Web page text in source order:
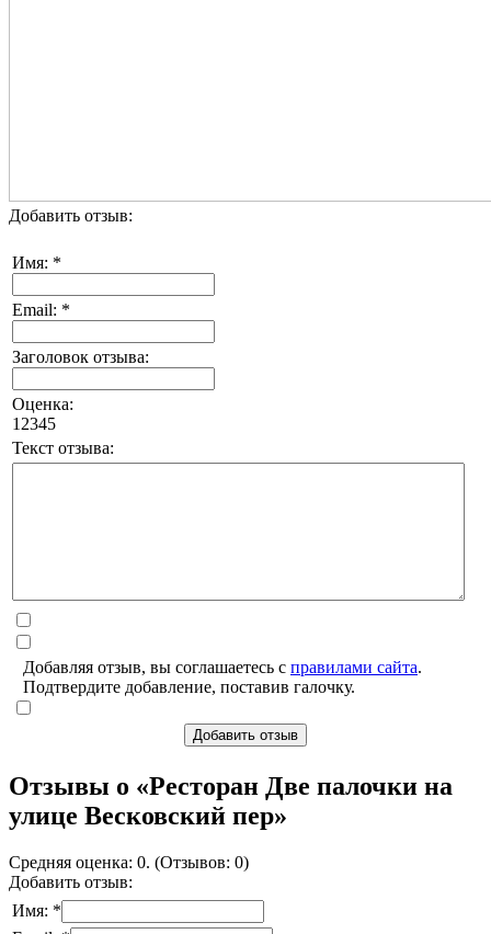
Добавить отзыв:
Имя: *
Email: *
Заголовок отзыва:
Оценка:
1 2345
Текст отзыва:
Добавляя отзыв, вы соглашаетесь с правилами сайта.
Подтвердите добавление, поставив галочку.
Добавить отзыв
Отзывы о «Ресторан Две палочки на
улице Весковский пер»
Средняя оценка: 0. (Отзывов: 0)
Добавить отзыв:
Имя: *